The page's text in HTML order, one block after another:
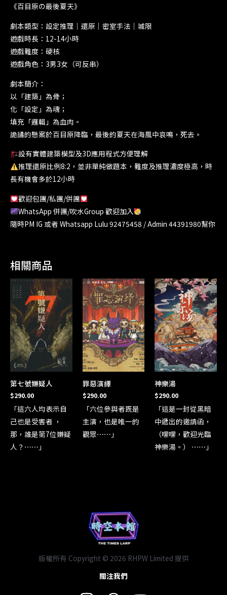
《百目原の最後夏天》
劇本類型：設定推理｜還原｜密室手法｜城限
遊戲時長：12-14小時
遊戲難度：硬核
遊戲角色：3男3女（可反串）
劇本簡介：
以「建築」為骨；
化「設定」為魂；
填充「邏輯」為血肉。
詭譎的懸案於百目原降臨，最後的夏天在海風中哀鳴，死去。
設有實體建築模型及3D應用程式方便理解
推理還原比例8:2，並非單純做題本，難度及推理濃度極高，時
長有機會多於12小時
歡迎包團/私團/併團
WhatsApp 併團/吹水Group 歡迎加入
隨時PM IG 或者 Whatsapp Lulu 92475458 / Admin 44391980幫你
相關商品
第七號嫌疑人
$290.00
「這六人均表示自
己也是受害者 ，
那，誰是第7位嫌疑
人？⋯⋯」
罪惡演繹
$290.00
「六位參與者既是
主演，也是唯一的
觀眾⋯⋯」
神樂湯
$290.00
「這是一封從黑暗
中遞出的邀請函，
（嘿嘿，歡迎光臨
神樂湯。） ⋯⋯」
版權所有 Copyright © 2026 RHPW Limited 提供
關注我們